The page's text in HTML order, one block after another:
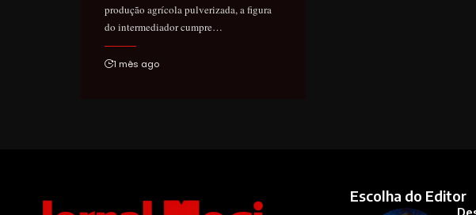
produção agrícola pulverizada, a figura
do intermediador cumpre…
1 mês ago
Escolha do Editor